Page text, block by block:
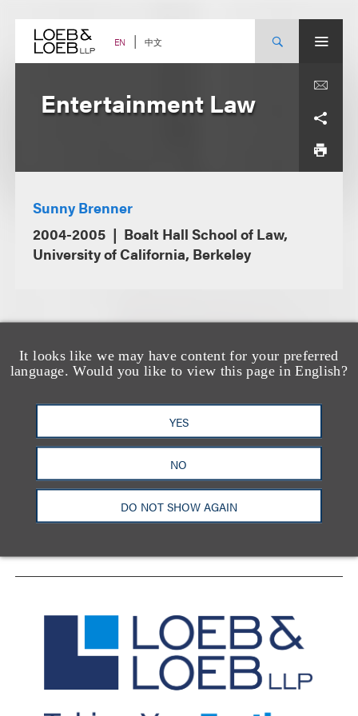
content EN 中文
It looks like we may have content for your preferred
language. Would you like to view this page in English?
YES
NO
DO NOT SHOW AGAIN
Entertainment Law
Sunny Brenner
2004-2005
Boalt Hall School of Law,
University of California, Berkeley
洛杉矶 纽约 芝加哥
那什维尔
旧金山
香港
Facebook X
联系我们
隐私政策 使用条款 订阅中心